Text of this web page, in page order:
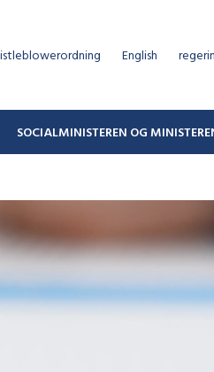
English
SOCIALMINISTEREN OG